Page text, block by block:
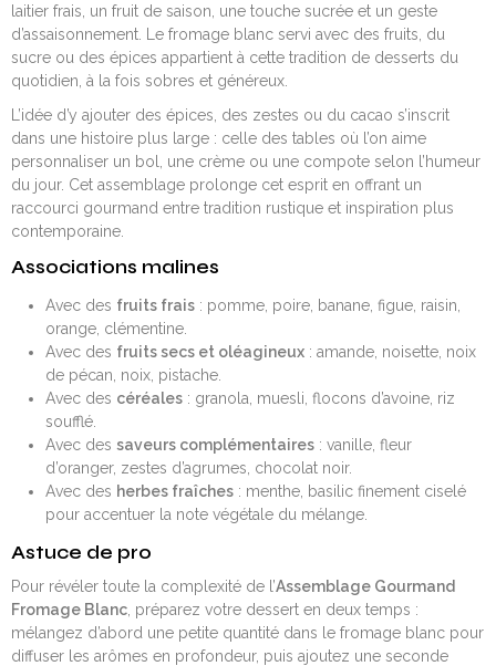
laitier frais, un fruit de saison, une touche sucrée et un geste
d’assaisonnement. Le fromage blanc servi avec des fruits, du
sucre ou des épices appartient à cette tradition de desserts du
quotidien, à la fois sobres et généreux.
L’idée d’y ajouter des épices, des zestes ou du cacao s’inscrit
dans une histoire plus large : celle des tables où l’on aime
personnaliser un bol, une crème ou une compote selon l’humeur
du jour. Cet assemblage prolonge cet esprit en offrant un
raccourci gourmand entre tradition rustique et inspiration plus
contemporaine.
Associations malines
Avec des fruits frais: pomme, poire, banane, figue, raisin,
orange, clémentine.
Avec des fruits secs et oléagineux: amande, noisette, noix
de pécan, noix, pistache.
Avec des céréales: granola, muesli, flocons d’avoine, riz
soufflé.
Avec des saveurs complémentaires: vanille, fleur
d’oranger, zestes d’agrumes, chocolat noir.
Avec des herbes fraîches: menthe, basilic finement ciselé
pour accentuer la note végétale du mélange.
Astuce de pro
Pour révéler toute la complexité de l’Assemblage Gourmand
Fromage Blanc , préparez votre dessert en deux temps :
mélangez d’abord une petite quantité dans le fromage blanc pour
diffuser les arômes en profondeur, puis ajoutez une seconde